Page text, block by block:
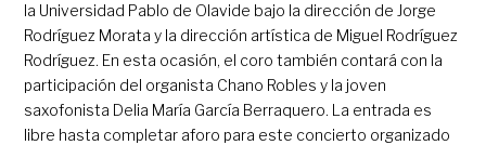
la Universidad Pablo de Olavide bajo la dirección de Jorge
Rodríguez Morata y la dirección artística de Miguel Rodríguez
Rodríguez. En esta ocasión, el coro también contará con la
participación del organista Chano Robles y la joven
saxofonista Delia María García Berraquero. La entrada es
libre hasta completar aforo para este concierto organizado